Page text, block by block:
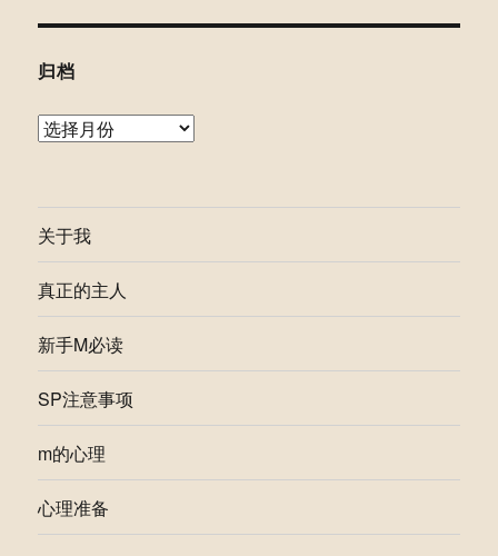
归档
归
关于我
真正的主人
新手M必读
SP注意事项
m的心理
心理准备